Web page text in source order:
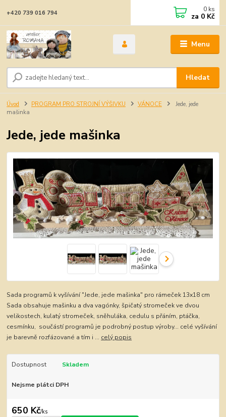
Menu
Hledat
+420 739 016 794 0 ks
za 0 Kč
Úvod PROGRAM PRO STROJNÍ VÝŠIVKU VÁNOCE
Jede, jede
mašinka
Jede, jede mašinka
Sada programů k vyšívání "Jede, jede mašinka" pro rámeček 13x18 cm
Sada obsahuje mašinku a dva vagónky, špičatý stromeček ve dvou
velikostech, kulatý stromeček, sněhuláka, cedulu s přáním, ptáčka,
cesmínku, součástí programů je podrobný postup výroby... celé vyšívání
je barevně rozfázované a tím i ... celý popis
Dostupnost Skladem
Nejsme plátci DPH
650 Kč/ks